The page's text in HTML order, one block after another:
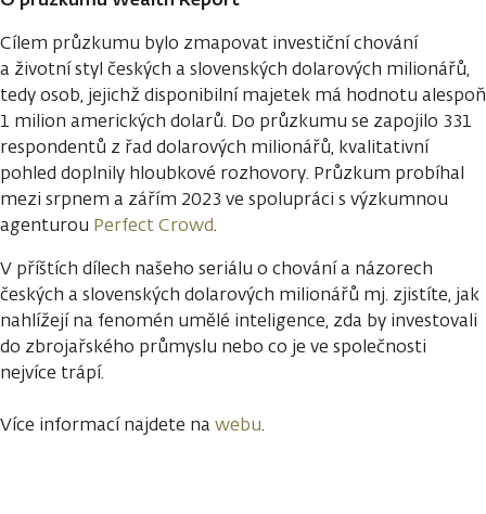
Cílem průzkumu bylo zmapovat investiční chování
a životní styl českých a slovenských dolarových milionářů,
tedy osob, jejichž disponibilní majetek má hodnotu alespoň
1 milion amerických dolarů. Do průzkumu se zapojilo 331
respondentů z řad dolarových milionářů, kvalitativní
pohled doplnily hloubkové rozhovory. Průzkum probíhal
mezi srpnem a zářím 2023 ve spolupráci s výzkumnou
agenturou Perfect Crowd.
V příštích dílech našeho seriálu o chování a názorech
českých a slovenských dolarových milionářů mj. zjistíte, jak
nahlížejí na fenomén umělé inteligence, zda by investovali
do zbrojařského průmyslu nebo co je ve společnosti
nejvíce trápí.
Více informací najdete na webu.